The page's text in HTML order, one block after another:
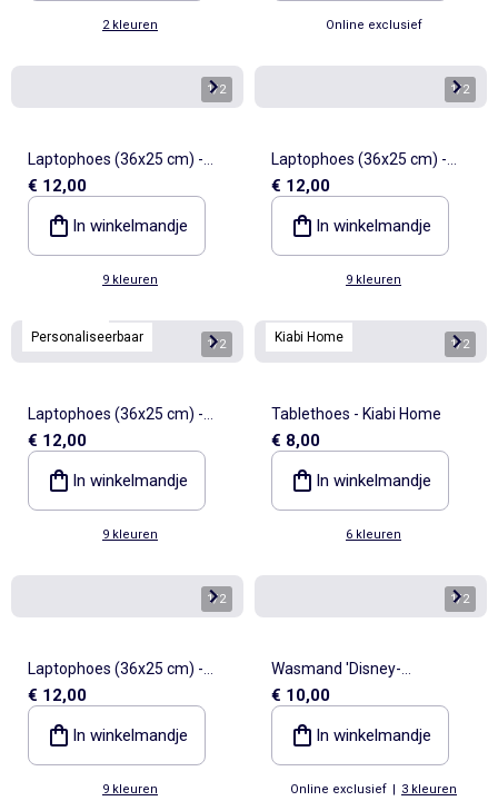
2 kleuren Online exclusief
1/2
Laptophoes (36x25 cm) -
Kiabi Home
€ 12,00
In winkelmandje
9 kleuren
1/2
Laptophoes (36x25 cm) -
Kiabi Home
€ 12,00
In winkelmandje
9 kleuren
Personaliseerbaar
1/2
Laptophoes (36x25 cm) -
Kiabi Home
€ 12,00
In winkelmandje
9 kleuren
Kiabi Home 1/2
Tablethoes - Kiabi Home
€ 8,00
In winkelmandje
6 kleuren
1/2
Laptophoes (36x25 cm) -
Kiabi Home
€ 12,00
In winkelmandje
9 kleuren
1/2
Wasmand 'Disney-
prinsessen'
€ 10,00
In winkelmandje
Online exclusief | 3 kleuren